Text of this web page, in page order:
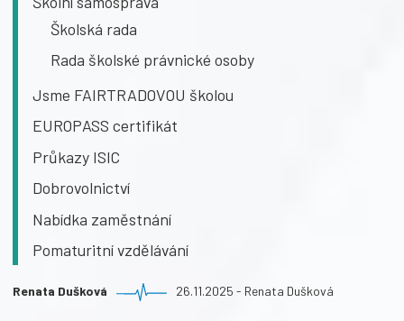
Školská rada
Rada školské právnické osoby
Jsme FAIRTRADOVOU školou
EUROPASS certifikát
Průkazy ISIC
Dobrovolnictví
Nabídka zaměstnání
Pomaturitní vzdělávání
Renata Dušková 26.11.2025 - Renata Dušková